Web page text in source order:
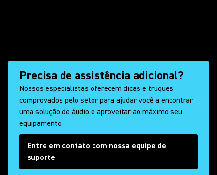
Precisa de assistência adicional?
Nossos especialistas oferecem dicas e truques
comprovados pelo setor para ajudar você a encontrar
uma solução de áudio e aproveitar ao máximo seu
equipamento.
Entre em contato com nossa equipe de
suporte